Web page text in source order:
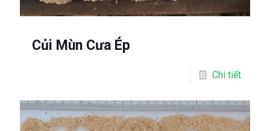
Củi Mùn Cưa Ép
Chi tiết